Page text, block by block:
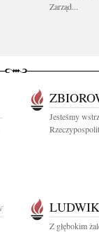
Zarząd...
Jesteśmy
Z głębokim